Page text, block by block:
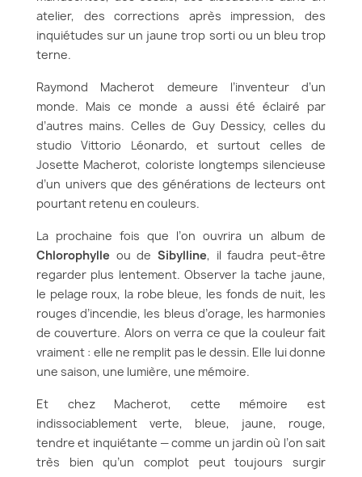
atelier, des corrections après impression, des
inquiétudes sur un jaune trop sorti ou un bleu trop
terne.
Raymond Macherot demeure l’inventeur d’un
monde. Mais ce monde a aussi été éclairé par
d’autres mains. Celles de Guy Dessicy, celles du
studio Vittorio Léonardo, et surtout celles de
Josette Macherot, coloriste longtemps silencieuse
d’un univers que des générations de lecteurs ont
pourtant retenu en couleurs.
La prochaine fois que l’on ouvrira un album de
Chlorophylle ou de Sibylline, il faudra peut-être
regarder plus lentement. Observer la tache jaune,
le pelage roux, la robe bleue, les fonds de nuit, les
rouges d’incendie, les bleus d’orage, les harmonies
de couverture. Alors on verra ce que la couleur fait
vraiment : elle ne remplit pas le dessin. Elle lui donne
une saison, une lumière, une mémoire.
Et chez Macherot, cette mémoire est
indissociablement verte, bleue, jaune, rouge,
tendre et inquiétante — comme un jardin où l’on sait
très bien qu’un complot peut toujours surgir